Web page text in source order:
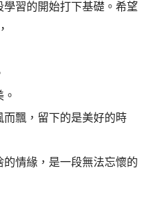
習的開始打下基礎。希望
飄，留下的是美好的時
情緣，是一段無法忘懷的